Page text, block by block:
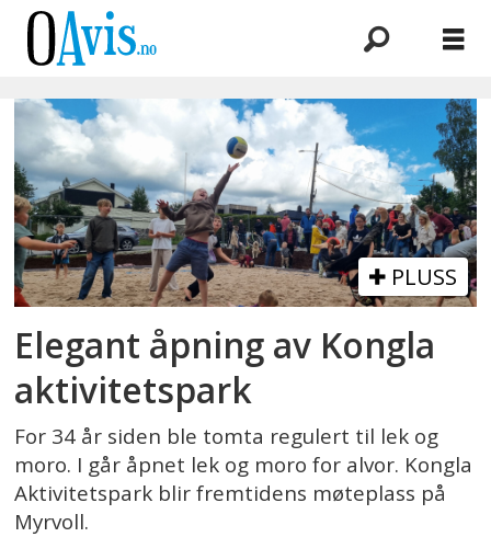
Emne:
myrvolltoppen
PLUSS
Elegant åpning av Kongla
aktivitetspark
For 34 år siden ble tomta regulert til lek og
moro. I går åpnet lek og moro for alvor. Kongla
Aktivitetspark blir fremtidens møteplass på
Myrvoll.